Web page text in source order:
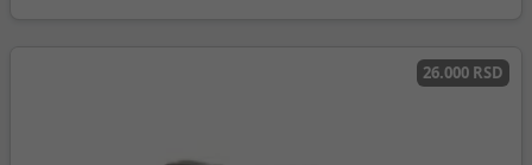
26.000 RSD